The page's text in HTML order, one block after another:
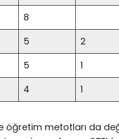
8
5 2
5 1
4 1
öğretim metotları da